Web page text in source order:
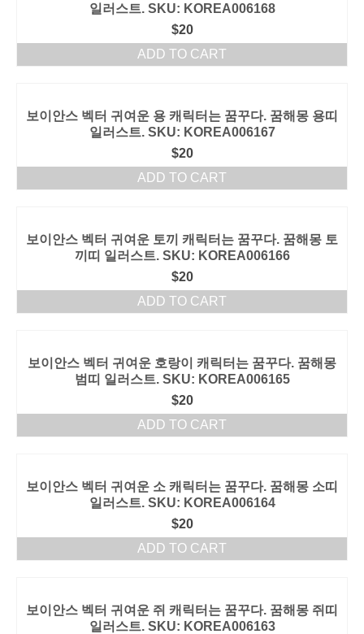
일러스트. SKU: KOREA006168
$20
ADD TO CART
보이안스 벡터 귀여운 용 캐릭터는 꿈꾸다. 꿈해몽 용띠
일러스트. SKU: KOREA006167
$20
ADD TO CART
보이안스 벡터 귀여운 토끼 캐릭터는 꿈꾸다. 꿈해몽 토
끼띠 일러스트. SKU: KOREA006166
$20
ADD TO CART
보이안스 벡터 귀여운 호랑이 캐릭터는 꿈꾸다. 꿈해몽
범띠 일러스트. SKU: KOREA006165
$20
ADD TO CART
보이안스 벡터 귀여운 소 캐릭터는 꿈꾸다. 꿈해몽 소띠
일러스트. SKU: KOREA006164
$20
ADD TO CART
보이안스 벡터 귀여운 쥐 캐릭터는 꿈꾸다. 꿈해몽 쥐띠
일러스트. SKU: KOREA006163